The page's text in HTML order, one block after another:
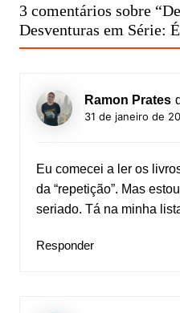
3 comentários sobre “
Desventuras em Série:
Ramon Prates
31 de janeiro de
Eu comecei a ler os
da “repetição”. Mas
seriado. Tá na minha
Responder